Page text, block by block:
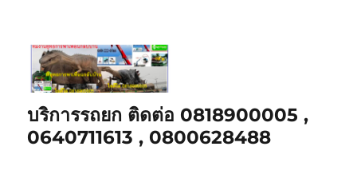
บริการรถยก ติดต่อ 0818900005 ,
0640711613 , 0800628488